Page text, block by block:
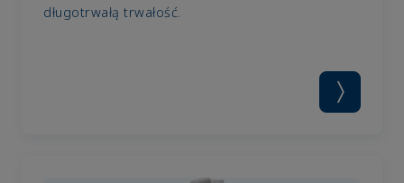
długotrwałą trwałość.